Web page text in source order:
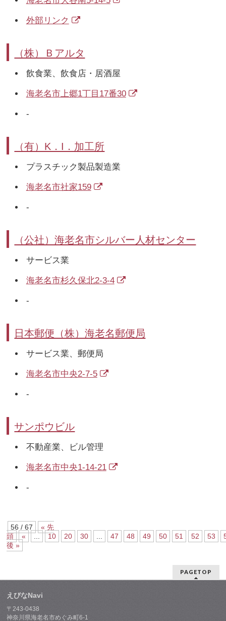
外部リンク
（株）Ｂアルタ
飲食業、飲食店・居酒屋
海老名市上郷1丁目17番30
-
（有）K．I．加工所
プラスチック製品製造業
海老名市社家159
-
（公社）海老名市シルバー人材センター
サービス業
海老名市杉久保北2-3-4
-
日本郵便（株）海老名郵便局
サービス業、郵便局
海老名市中央2-7-5
-
サンポウビル
不動産業、ビル管理
海老名市中央1-14-21
-
56 / 67
« 先
頭
« 10 20 30 47 48 49 50 51 52 53
後 »
PAGETOP
えびなNavi
〒243-0438
神奈川県海老名市めぐみ町6-1